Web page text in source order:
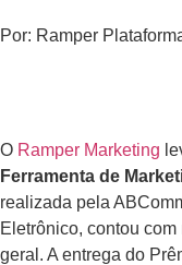
Por: Ramper
O Ramper Marketing
Ferramenta de
realizada pela
Eletrônico, contou
geral. A entrega do